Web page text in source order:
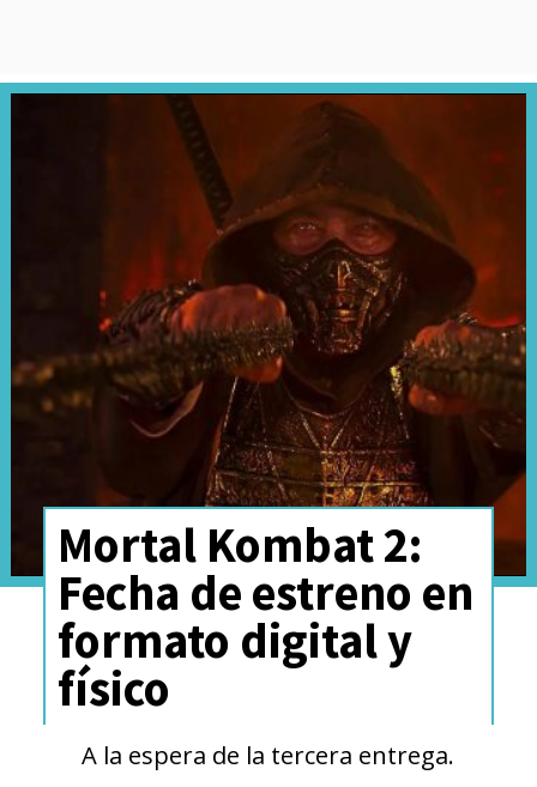
Mortal Kombat 2:
Fecha de estreno en
formato digital y
físico
A la espera de la tercera entrega.